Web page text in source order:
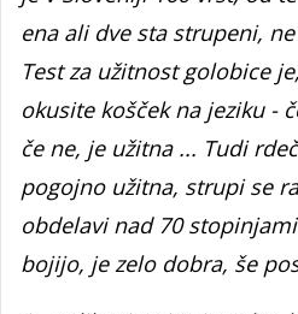
ena ali dve sta strupeni,
Test za užitnost golobice
okusite košček na jeziku -
če ne, je užitna ... Tudi
pogojno užitna, strupi se
obdelavi nad 70
bojijo, je zelo dobra, še